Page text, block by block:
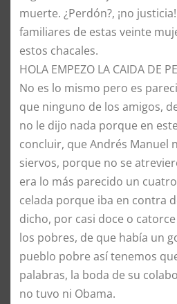
muerte. ¿Perdón?, ¡no
familiares de estas veinte
estos chacales.
HOLA EMPEZO LA CAIDA DE
No es lo mismo pero es
que ninguno de los amigos,
no le dijo nada porque en
concluir, que Andrés Manuel
siervos, porque no se
era lo más parecido un
celada porque iba en contra
dicho, por casi doce o
los pobres, de que había un
pueblo pobre así tenemos
palabras, la boda de su
no tuvo ni Obama.